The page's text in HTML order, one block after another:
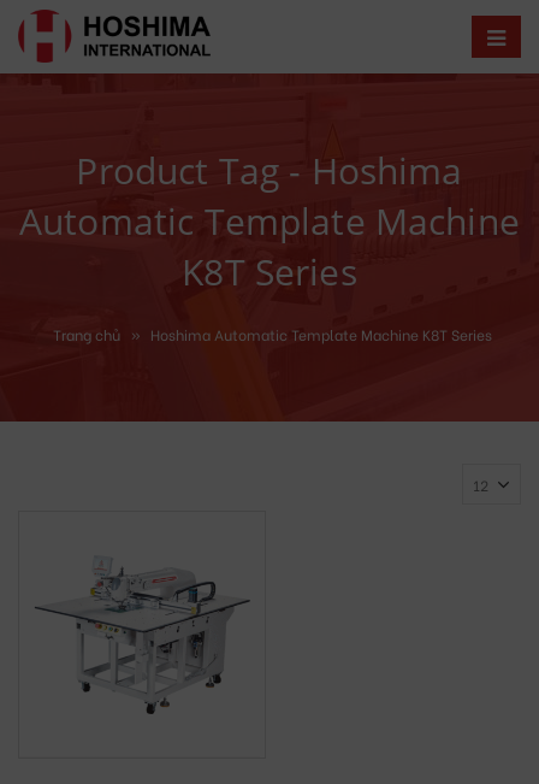
Product Tag - Hoshima
Automatic Template Machine
K8T Series
Trang chủ » Hoshima Automatic Template Machine K8T Series